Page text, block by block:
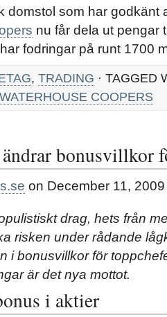
domstol som har godkänt
nu får dela ut pengar
fodringar på runt 1700
, TRADING · TAGGED
COOPERS
bonusvillkor
on December 11,
drag, hets från
risken under rådande
i bonusvillkor för
är det nya mottot.
i aktier